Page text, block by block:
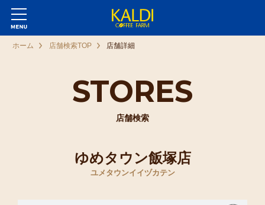
STORES
店舗検索
ホーム 店舗検索TOP 店舗詳細
ゆめタウン飯塚店
ユメタウンイイヅカテン